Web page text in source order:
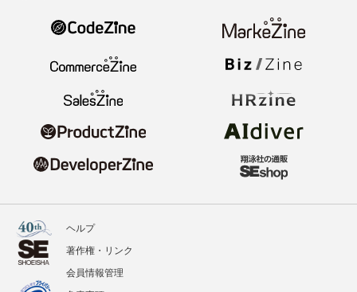
ヘルプ
著作権・リンク
会員情報管理